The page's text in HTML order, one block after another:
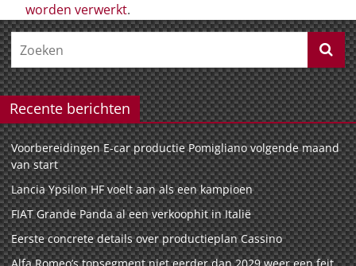
worden verwerkt.
Recente berichten
Voorbereidingen E-car productie Pomigliano volgende maand
van start
Lancia Ypsilon HF voelt aan als een kampioen
FIAT Grande Panda al een verkoophit in Italië
Eerste concrete details over productieplan Cassino